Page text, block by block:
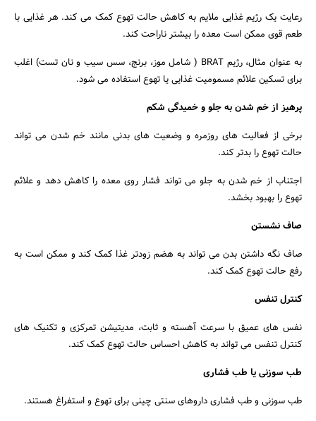
رعایت یک رژیم غذایی ملایم به کاهش حالت تهوع کمک می کند. هر غذایی با
طعم قوی ممکن است معده را بیشتر ناراحت کند.
به عنوان مثال، رژیم BRAT ( شامل موز، برنج، سس سیب و نان تست) اغلب
برای تسکین علائم مسمومیت غذایی یا تهوع استفاده می شود.
پرهیز از خم شدن به جلو و خمیدگی شکم
برخی از فعالیت های روزمره و وضعیت های بدنی مانند خم شدن می تواند
حالت تهوع را بدتر کند.
اجتناب از خم شدن به جلو می تواند فشار روی معده را کاهش دهد و علائم
تهوع را بهبود بخشد.
صاف نشستن
صاف نگه داشتن بدن می تواند به هضم زودتر غذا کمک کند و ممکن است به
رفع حالت تهوع کمک کند.
کنترل تنفس
نفس های عمیق با سرعت آهسته و ثابت، مدیتیشن تمرکزی و تکنیک های
کنترل تنفس می تواند به کاهش احساس حالت تهوع کمک کند.
طب سوزنی یا طب فشاری
طب سوزنی و طب فشاری داروهای سنتی چینی برای تهوع و استفراغ هستند.